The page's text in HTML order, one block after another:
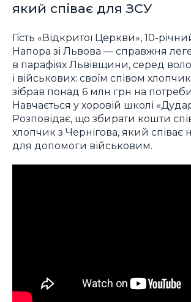
який співає для ЗСУ
Гість «Відкритої Церкви», 10-
Напора зі Львова — справжня
в парафіях Львівщини, серед
і військових: своїм співом
зібрав понад 6 млн грн на
Навчається у хоровій школі
Розповідає, що збирати кошти
хлопчик з Чернігова, який співає
для допомоги військовим.